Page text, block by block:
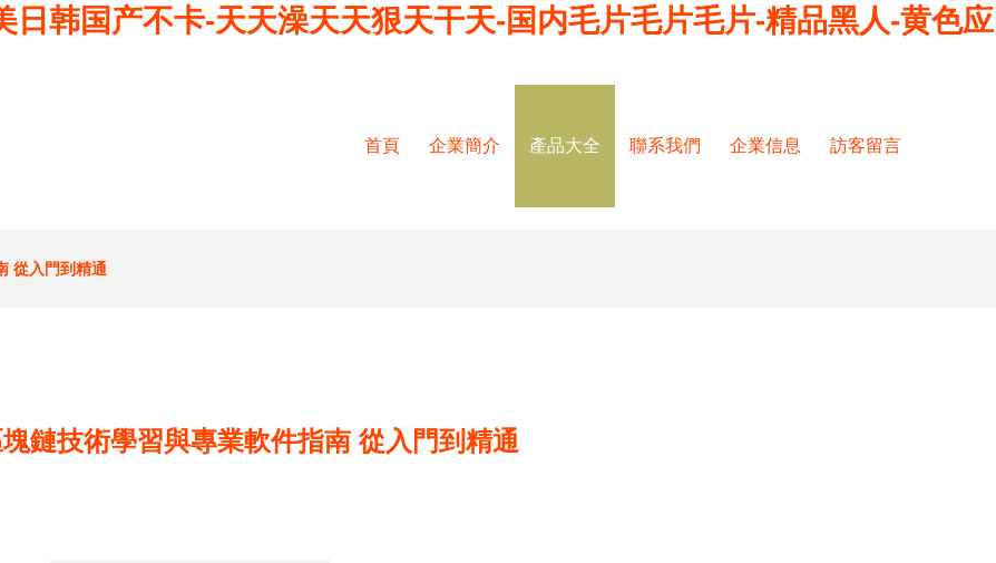
日韩国产不卡-天天澡天天狠天干天-国内毛片毛片毛片-精品黑人-黄色应
首頁 企業簡介 產品大全 聯系我們 企業信息 訪客留言
從入門到精通
塊鏈技術學習與專業軟件指南 從入門到精通